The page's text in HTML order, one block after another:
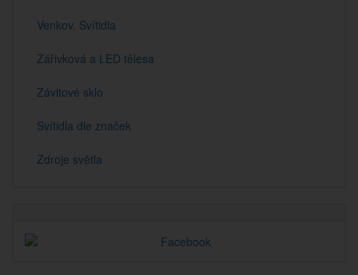
Venkov. Svítidla
Zářivková a LED tělesa
Závitové sklo
Svítidla dle značek
Zdroje světla